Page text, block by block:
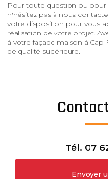
Pour toute question ou pour
n'hésitez pas à nous
votre disposition pour vous
réalisation de votre projet.
à votre façade maison à
de qualité supérieure.
Tél. 07
Envoyer